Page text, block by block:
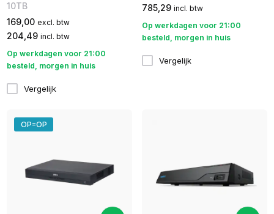
10TB
169,00 excl. btw
204,49 incl. btw
Op werkdagen voor 21:00
besteld, morgen in huis
Vergelijk
785,29 incl. btw
Op werkdagen voor 21:00
besteld, morgen in huis
Vergelijk
OP=OP